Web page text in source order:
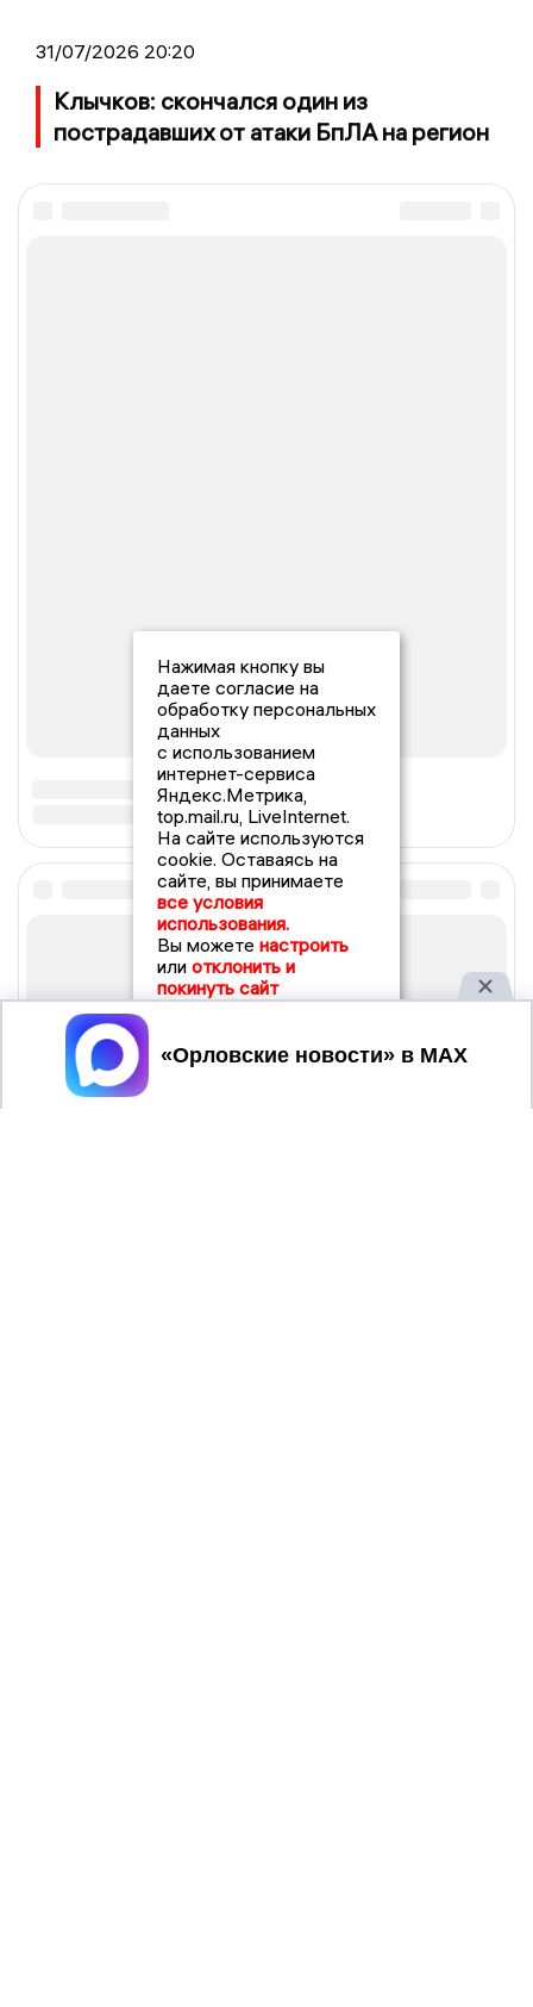
31/07/2026 20:20
Клычков: скончался один из
пострадавших от атаки БпЛА на регион
Нажимая кнопку вы
даете согласие на
обработку персональных
данных
с использованием
интернет-сервиса
Яндекс.Метрика,
top.mail.ru, LiveInternet.
На сайте используются
cookie. Оставаясь на
сайте, вы принимаете
все условия
использования.
Вы можете настроить
или отклонить и
покинуть сайт
Принять